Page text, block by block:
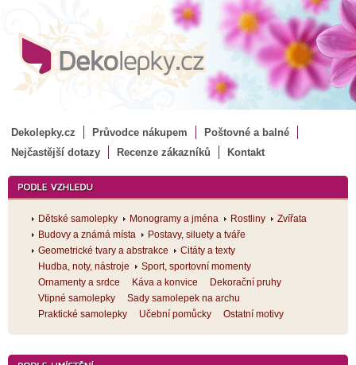
Dekolepky.cz Průvodce nákupem
Poštovné a balné
Nejčastější dotazy
Recenze zákazníků Kontakt
Dětské samolepky Monogramy a jména Rostliny
Zvířata
Budovy a známá místa
Postavy, siluety a tváře
Geometrické tvary a abstrakce
Citáty a texty
Hudba, noty, nástroje
Sport, sportovní momenty
Ornamenty a srdce
Káva a konvice
Dekorační pruhy
Vtipné samolepky
Sady samolepek na archu
Praktické samolepky
Učební pomůcky Ostatní motivy